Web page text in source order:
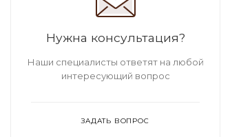
Нужна консультация?
Наши специалисты ответят на любой
интересующий вопрос
ЗАДАТЬ ВОПРОС